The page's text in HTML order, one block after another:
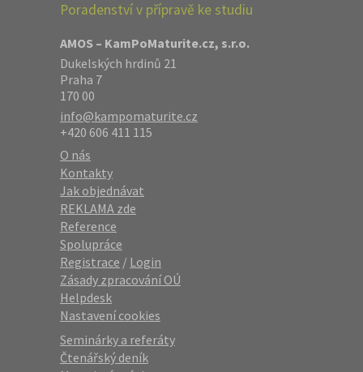
Poradenství v přípravě ke studiu
AMOS – KamPoMaturite.cz, s.r.o.
Dukelských hrdinů 21
Praha 7
170 00
info@kampomaturite.cz
+420 606 411 115
O nás
Kontakty
Jak objednávat
REKLAMA zde
Reference
Spolupráce
Registrace / Login
Zásady zpracování OÚ
Helpdesk
Nastavení cookies
Seminárky a referáty
Čtenářský deník